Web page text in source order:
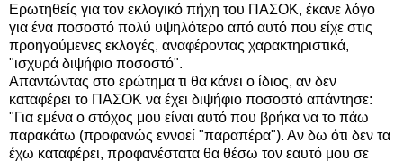
Ερωτηθείς για τον εκλογικό πήχη του ΠΑΣΟΚ, έκανε λόγο
για ένα ποσοστό πολύ υψηλότερο από αυτό που είχε στις
προηγούμενες εκλογές, αναφέροντας χαρακτηριστικά,
"ισχυρά διψήφιο ποσοστό".
Aπαντώντας στο ερώτημα τι θα κάνει ο ίδιος, αν δεν
καταφέρει το ΠΑΣΟΚ να έχει διψήφιο ποσοστό απάντησε:
"Για εμένα ο στόχος μου είναι αυτό που βρήκα να το πάω
παρακάτω (προφανώς εννοεί "παραπέρα"). Αν δω ότι δεν τα
έχω καταφέρει, προφανέστατα θα θέσω τον εαυτό μου σε